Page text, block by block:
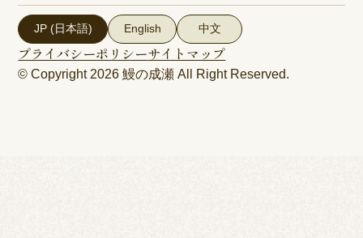
JP (日本語) English 中文
プライバシーポリシーサイトマップ
© Copyright 2026鰻の成瀬 All Right Reserved.